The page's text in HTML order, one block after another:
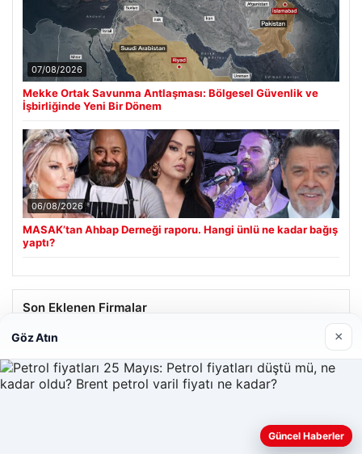
07/08/2026
Mekke Ortak Savunma Antlaşması: Bölgesel Güvenlik ve
İşbirliğinde Yeni Bir Dönem
06/08/2026
MASAK’tan Ahbap Derneği raporu. Hangi ünlü ne kadar bağış
yaptı?
Son Eklenen Firmalar
Web sitemizi nasıl kullandığınızı daha iyi anlayabilmek,
Göz Atın ×
Güncel Haberler